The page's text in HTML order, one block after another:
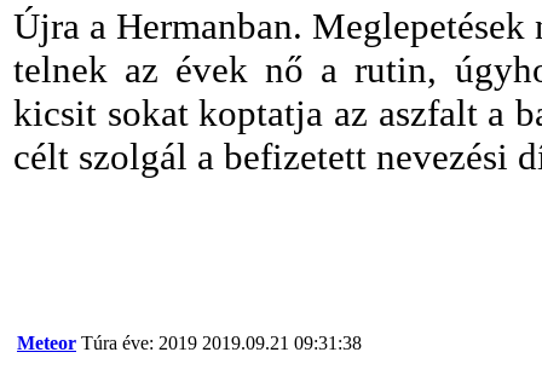
Újra a Hermanban.
telnek az évek nő a rutin,
kicsit sokat koptatja az aszfalt a
célt szolgál a befizetett nevezési
Meteor Túra éve: 2019 2019.09.21 09:31:38